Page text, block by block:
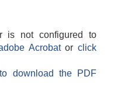
is not configured to
Acrobatorclick
download the PDF